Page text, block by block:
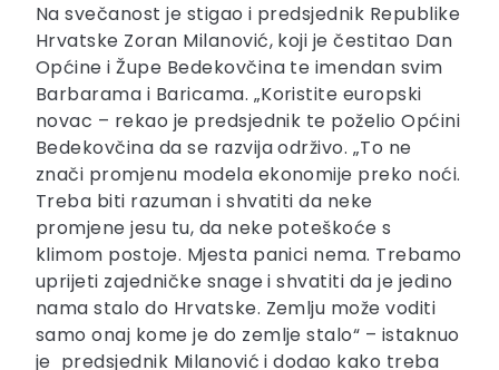
Na svečanost je stigao i predsjednik Republike
Hrvatske Zoran Milanović, koji je čestitao Dan
Općine i Župe Bedekovčina te imendan svim
Barbarama i Baricama. „Koristite europski
novac – rekao je predsjednik te poželio Općini
Bedekovčina da se razvija održivo. „To ne
znači promjenu modela ekonomije preko noći.
Treba biti razuman i shvatiti da neke
promjene jesu tu, da neke poteškoće s
klimom postoje. Mjesta panici nema. Trebamo
uprijeti zajedničke snage i shvatiti da je jedino
nama stalo do Hrvatske. Zemlju može voditi
samo onaj kome je do zemlje stalo“ – istaknuo
je predsjednik Milanović i dodao kako treba